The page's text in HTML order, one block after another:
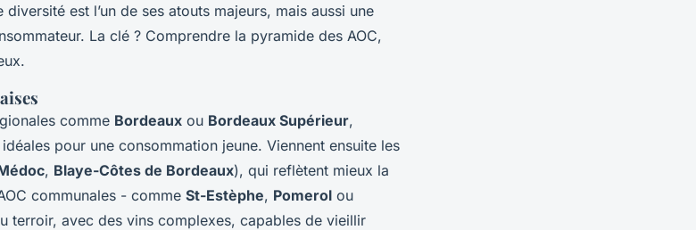
est l’un de ses atouts majeurs, mais aussi une
La clé ? Comprendre la pyramide des AOC,
comme Bordeaux ou Bordeaux Supérieur,
pour une consommation jeune. Viennent ensuite les
, Blaye-Côtes de Bordeaux), qui reflètent mieux la
communales - comme St-Estèphe, Pomerol ou
terroir, avec des vins complexes, capables de vieillir